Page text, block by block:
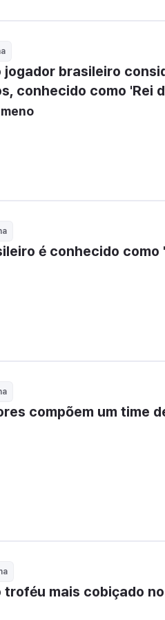
jogador brasileiro
conhecido como 'Rei
é conhecido como
compõem um time
troféu mais cobiçado